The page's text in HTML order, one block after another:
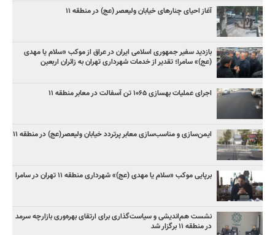
آغاز احیای چنارهای خیابان ولیعصر (عج) در منطقه ۱۱
بازدید سفیر جمهوری اسلامی ایران در عراق از موکب «سلام یا مهدی
(عج)» سامرا؛ تقدیر از خدمات شهرداری تهران به زائران اربعین
اجرای عملیات بهسازی ۱۰۶۵ تن آسفالت در معابر منطقه ۱۱
ایمن‌سازی و مناسب‌سازی معابر پرتردد خیابان ولیعصر(عج) در منطقه ۱۱
برپایی موکب «سلام یا مهدی (عج)» شهرداری منطقه ۱۱ تهران در سامرا
نشست هم‌اندیشی و سیاست‌گذاری برای ارتقای بهره‌وری بازارچه سرمد
در منطقه ۱۱ برگزار شد